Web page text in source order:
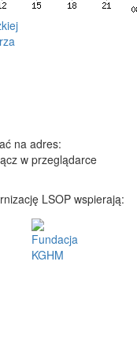
na adres:
w przeglądarce
LSOP wspierają:
Fundacja
KGHM